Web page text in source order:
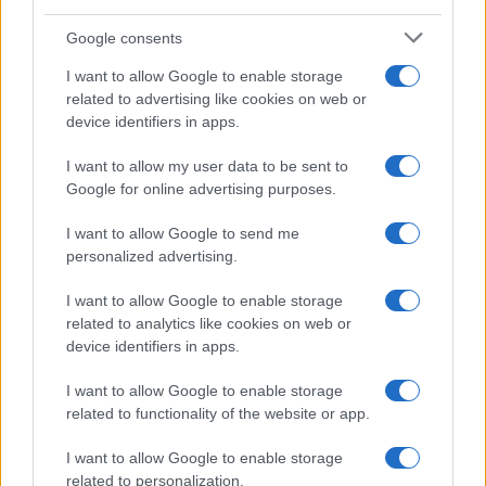
Google consents
I want to allow Google to enable storage
related to advertising like cookies on web or
device identifiers in apps.
I want to allow my user data to be sent to
Google for online advertising purposes.
I want to allow Google to send me
personalized advertising.
I want to allow Google to enable storage
related to analytics like cookies on web or
device identifiers in apps.
I want to allow Google to enable storage
related to functionality of the website or app.
I want to allow Google to enable storage
related to personalization.
I nostri cari
Giovannimaria Cabras